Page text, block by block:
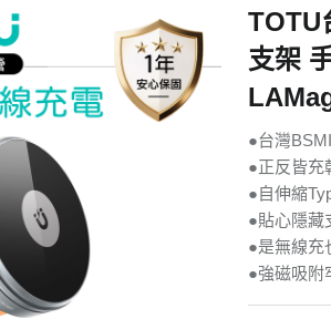
TOTU
支架
●台灣
●正反皆充
●自伸縮
●貼心隱藏
●是無線充
●強磁吸附